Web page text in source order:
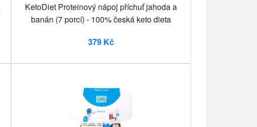
KetoDiet Proteinový nápoj příchuť jahoda a
banán (7 porcí) - 100% česká keto dieta
379 Kč